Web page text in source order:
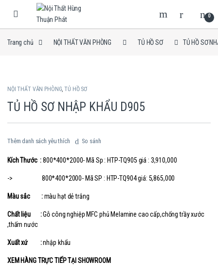
Skip to navigation
Skip to content
0
Trang chủ NỘI THẤT VĂN PHÒNG TỦ HỒ SƠ TỦ HỒ SƠ
NỘI THẤT VĂN PHÒNG,TỦ HỒ SƠ
TỦ HỒ SƠ NHẬP KHẨU D905
Thêm danh sách yêu thích So sánh
Kích Thước :800*400*2000- Mã Sp : HTP-TQ905 giá : 3,910,000
-> 800*400*2000- Mã SP : HTP-TQ904 giá: 5,865,000
Màu sắc :màu hạt dẻ trắng
Chất liệu :Gỗ công nghiệp MFC phủ Melamine cao cấp,chống trầy xước
,thấm nước
Xuất xứ :nhập khẩu
XEM HÀNG TRỰC TIẾP TẠI SHOWROOM